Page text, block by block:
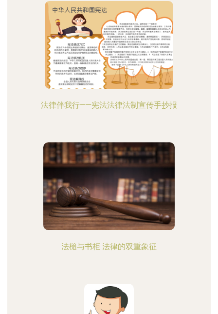
法律伴我行——宪法法律法制宣传手抄报
法槌与书柜 法律的双重象征